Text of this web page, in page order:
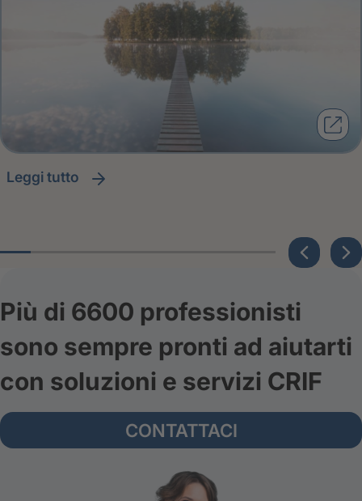
leggi tutto
Più di 6600 professionisti
sono sempre pronti ad aiutarti
con soluzioni e servizi CRIF
CONTATTACI